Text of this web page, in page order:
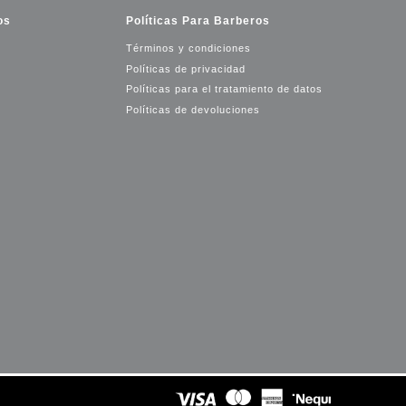
Políticas Para Barberos
Términos y condiciones
Políticas de privacidad
Políticas para el tratamiento de datos
Políticas de devoluciones